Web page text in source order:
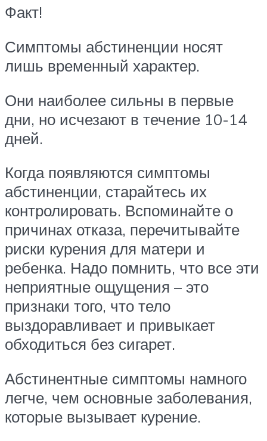
Факт!
Симптомы абстиненции носят
лишь временный характер.
Они наиболее сильны в первые
дни, но исчезают в течение 10-14
дней.
Когда появляются симптомы
абстиненции, старайтесь их
контролировать. Вспоминайте о
причинах отказа, перечитывайте
риски курения для матери и
ребенка. Надо помнить, что все эти
неприятные ощущения – это
признаки того, что тело
выздоравливает и привыкает
обходиться без сигарет.
Абстинентные симптомы намного
легче, чем основные заболевания,
которые вызывает курение.